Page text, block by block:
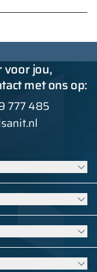
voor jou,
met ons op:
777 485